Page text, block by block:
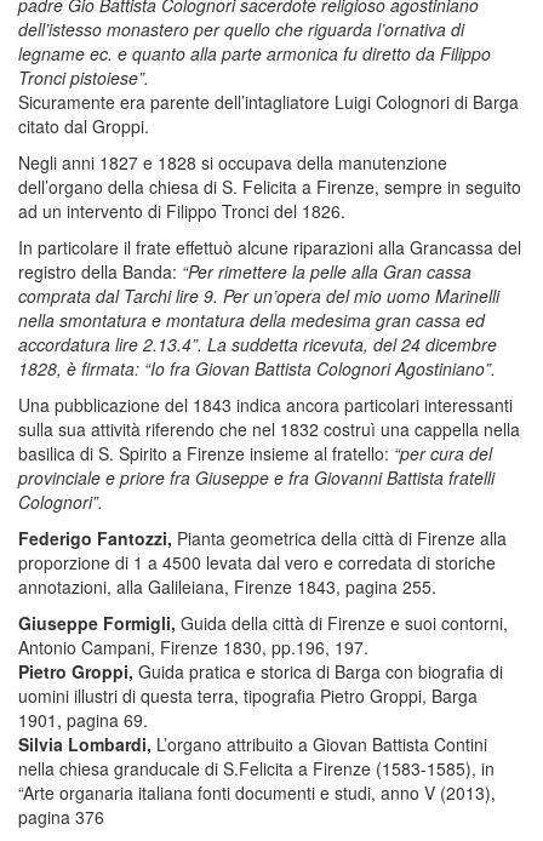
dell’istesso monastero per quello che riguarda l’ornativa di
legname ec. e quanto alla parte armonica fu diretto da Filippo
Tronci pistoiese”.
Sicuramente era parente dell’intagliatore Luigi Colognori di Barga
citato dal Groppi.
Negli anni 1827 e 1828 si occupava della manutenzione
dell’organo della chiesa di S. Felicita a Firenze, sempre in seguito
ad un intervento di Filippo Tronci del 1826.
In particolare il frate effettuò alcune riparazioni alla Grancassa del
registro della Banda: “Per rimettere la pelle alla Gran cassa
comprata dal Tarchi lire 9. Per un’opera del mio uomo Marinelli
nella smontatura e montatura della medesima gran cassa ed
accordatura lire 2.13.4”. La suddetta ricevuta, del 24 dicembre
1828, è firmata: “Io fra Giovan Battista Colognori Agostiniano”.
Una pubblicazione del 1843 indica ancora particolari interessanti
sulla sua attività riferendo che nel 1832 costruì una cappella nella
basilica di S. Spirito a Firenze insieme al fratello: “per cura del
provinciale e priore fra Giuseppe e fra Giovanni Battista fratelli
Colognori”.
Federigo Fantozzi, Pianta geometrica della città di Firenze alla
proporzione di 1 a 4500 levata dal vero e corredata di storiche
annotazioni, alla Galileiana, Firenze 1843, pagina 255.
Giuseppe Formigli, Guida della città di Firenze e suoi contorni,
Antonio Campani, Firenze 1830, pp.196, 197.
Pietro Groppi, Guida pratica e storica di Barga con biografia di
uomini illustri di questa terra, tipografia Pietro Groppi, Barga
1901, pagina 69.
Silvia Lombardi, L’organo attribuito a Giovan Battista Contini
nella chiesa granducale di S.Felicita a Firenze (1583-1585), in
“Arte organaria italiana fonti documenti e studi, anno V (2013),
pagina 376